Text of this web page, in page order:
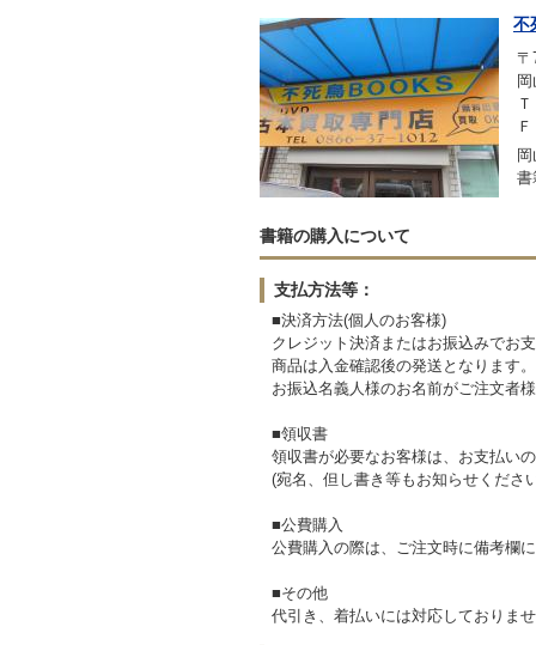
不
〒
書籍の購入について
支払方法等：
■決済方法(個人のお客様)
クレジット決済またはお振込みでお
商品は入金確認後の発送となります。
お振込名義人様のお名前がご注文者
■領収書
領収書が必要なお客様は、お支払い
(宛名、但し書き等もお知らせくださ
■公費購入
公費購入の際は、ご注文時に備考欄
■その他
代引き、着払いには対応しておりま